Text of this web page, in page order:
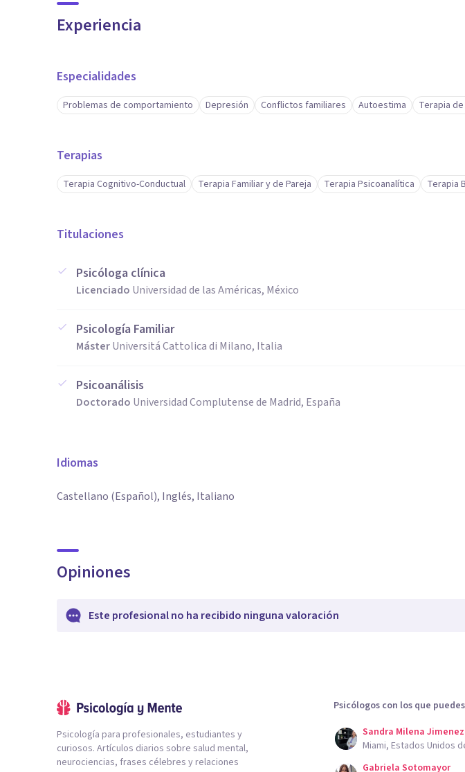
Experiencia
Especialidades
Problemas de comportamiento Depresión Conflictos familiares Autoestima Terapia
Terapias
Terapia Cognitivo-Conductual Terapia Familiar y de Pareja Terapia Psicoanalítica Terapia
Titulaciones
Psicóloga clínica
Licenciado Universidad de las Américas, México
Psicología Familiar
MásterUniversitá Cattolica di Milano, Italia
Psicoanálisis
Doctorado Universidad Complutense de Madrid, España
Idiomas
Castellano (Español), Inglés, Italiano
Opiniones
Este profesional no ha recibido ninguna valoración
Psicología para profesionales, estudiantes y
curiosos. Artículos diarios sobre salud mental,
neurociencias, frases célebres y relaciones
Psicólogos con los que
Sandra Milena
Miami, Estados Unidos
Gabriela Sotomayor